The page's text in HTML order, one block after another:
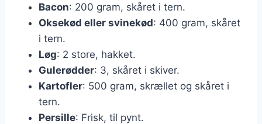
Bacon: 200 gram, skåret i tern.
Oksekød eller svinekød: 400 gram, skåret
i tern.
Løg: 2 store, hakket.
Gulerødder: 3, skåret i skiver.
Kartofler: 500 gram, skrællet og skåret i
tern.
Persille: Frisk, til pynt.